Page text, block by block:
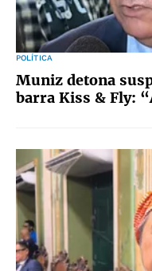
POLÍTICA
Muniz detona
barra Kiss & Fly: